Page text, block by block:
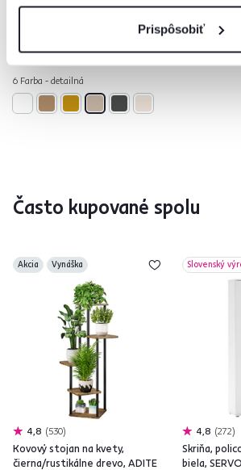
Prispôsobiť
99 €
6 Farba - detailná
119 €
89 €
Často kupované spolu
Akcia Vynáška
4,8 530
Kovový stojan na kvety,
čierna/rustikálne drevo, ADITE
Slovenský
4,8 272
Skriňa,
biela,